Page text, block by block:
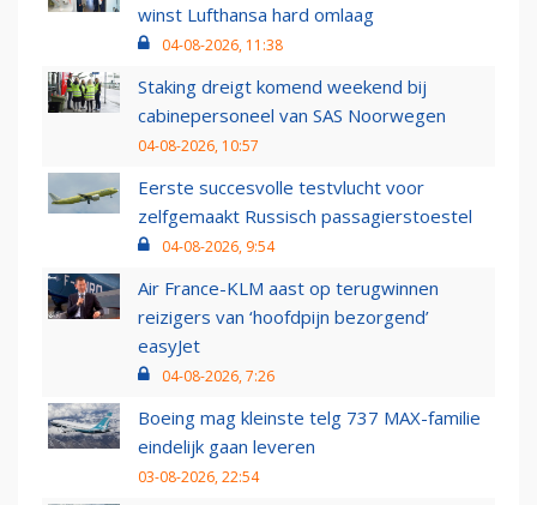
winst Lufthansa hard omlaag
04-08-2026, 11:38
Staking dreigt komend weekend bij
cabinepersoneel van SAS Noorwegen
04-08-2026, 10:57
Eerste succesvolle testvlucht voor
zelfgemaakt Russisch passagierstoestel
04-08-2026, 9:54
Air France-KLM aast op terugwinnen
reizigers van ‘hoofdpijn bezorgend’
easyJet
04-08-2026, 7:26
Boeing mag kleinste telg 737 MAX-familie
eindelijk gaan leveren
03-08-2026, 22:54